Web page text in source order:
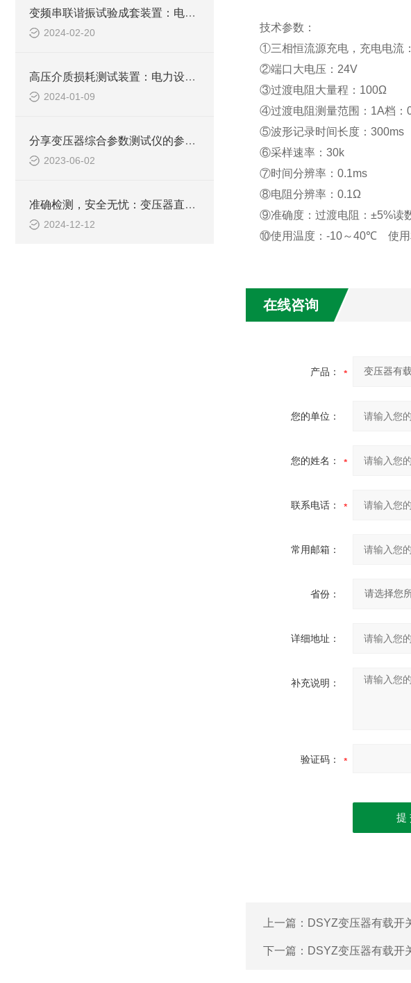
变频串联谐振试验成套装置：电力设备检测的得力助手
2024-02-20
高压介质损耗测试装置：电力设备绝缘检测的关键工具
2024-01-09
分享变压器综合参数测试仪的参数输入技巧
2023-06-02
准确检测，安全无忧：变压器直流电阻测试仪助力电力维护
2024-12-12
技术参数：
①三相恒流源充电，充电电流：
②端口大电压： 24V
③过渡电阻大量程： 100Ω
④过渡电阻测量范围： 1A档：
⑤波形记录时间长度： 300ms
⑥采样速率： 30k
⑦时间分辨率： 0.1ms
⑧电阻分辨率： 0.1Ω
⑨准确度：过渡电阻：±5%读
⑩使用温度： -10～40℃ 使
在线咨询
产品：
您的单位：
您的姓名：
联系电话：
常用邮箱：
省份：
详细地址：
补充说明：
验证码：
上一篇： DSYZ变压器有载开
下一篇： DSYZ变压器有载开